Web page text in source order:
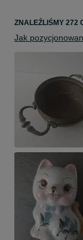
ZNALEŹLIŚMY 272
Jak